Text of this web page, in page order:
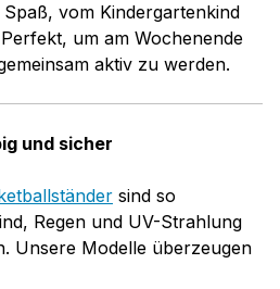
vom Kindergartenkind
um am Wochenende
aktiv zu werden.
und sicher
sind so
Regen und UV-Strahlung
Unsere Modelle überzeugen